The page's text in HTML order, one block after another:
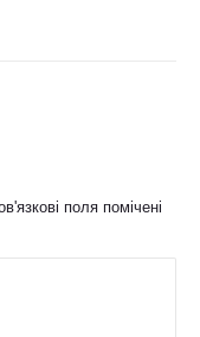
поля помічені